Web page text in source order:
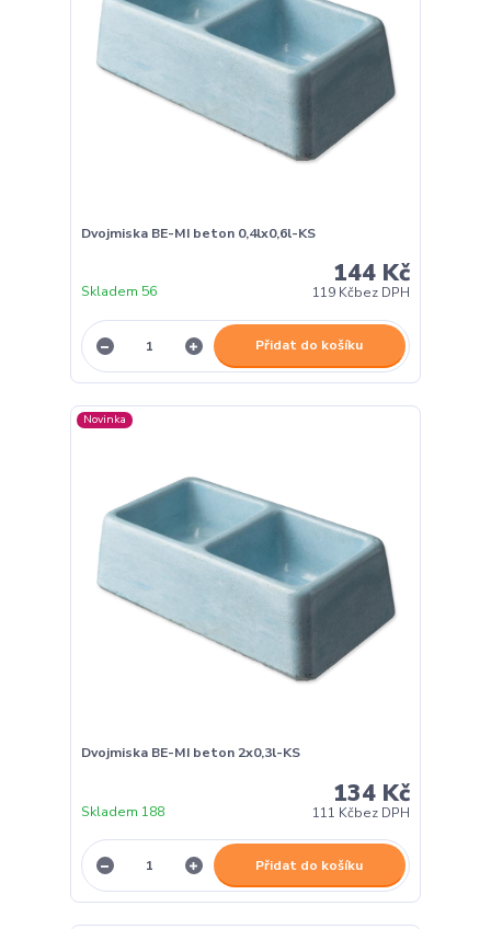
Dvojmiska BE-MI beton 0,4lx0,6l-KS
144 Kč
119 Kčbez DPH
Skladem 56
Přidat do košíku
Novinka
Dvojmiska BE-MI beton 2x0,3l-KS
134 Kč
111 Kčbez DPH
Skladem 188
Přidat do košíku